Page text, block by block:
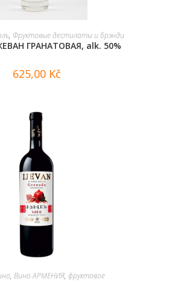
В КОРЗИНУ
, Фруктовые дестилаты и брэнди
ГРАНАТОВАЯ, alk. 50%
625,00 Kč
В КОРЗИНУ
, Вино АРМЕНИЯ, фруктовое